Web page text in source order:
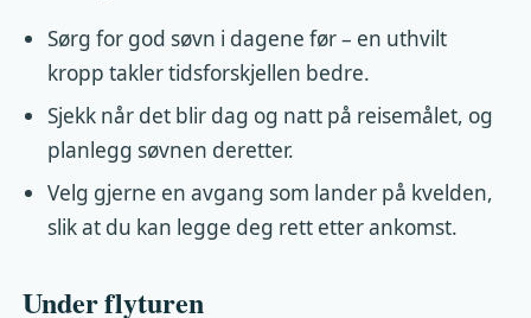
Sørg for god søvn i dagene før – en uthvilt
kropp takler tidsforskjellen bedre.
Sjekk når det blir dag og natt på reisemålet, og
planlegg søvnen deretter.
Velg gjerne en avgang som lander på kvelden,
slik at du kan legge deg rett etter ankomst.
Under flyturen